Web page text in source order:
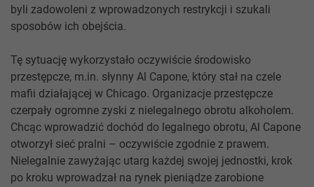
byli zadowoleni z wprowadzonych restrykcji i szukali
sposobów ich obejścia.
Tę sytuację wykorzystało oczywiście środowisko
przestępcze, m.in. słynny Al Capone, który stał na czele
mafii działającej w Chicago. Organizacje przestępcze
czerpały ogromne zyski z nielegalnego obrotu alkoholem.
Chcąc wprowadzić dochód do legalnego obrotu, Al Capone
otworzył sieć pralni – oczywiście zgodnie z prawem.
Nielegalnie zawyżając utarg każdej swojej jednostki, krok
po kroku wprowadzał na rynek pieniądze zarobione